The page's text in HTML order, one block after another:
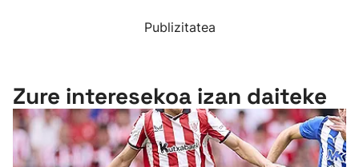
Publizitatea
Zure interesekoa izan daiteke